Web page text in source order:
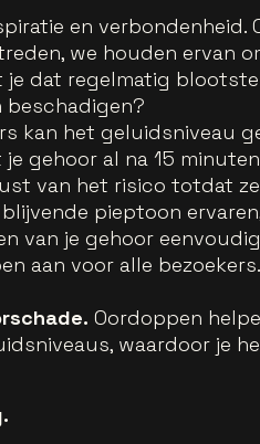
en verbondenheid.
we houden ervan
je dat regelmatig
beschadigen?
kan het geluidsniveau
gehoor al na 15
van het risico totdat
pieptoon
van je gehoor
aan voor alle bezoekers.
Oordoppen
waardoor je